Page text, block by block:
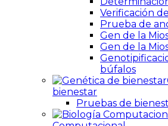
Verificación
Prueba de
Gen de la
Gen de la
búfalos
bienestar
Pruebas de